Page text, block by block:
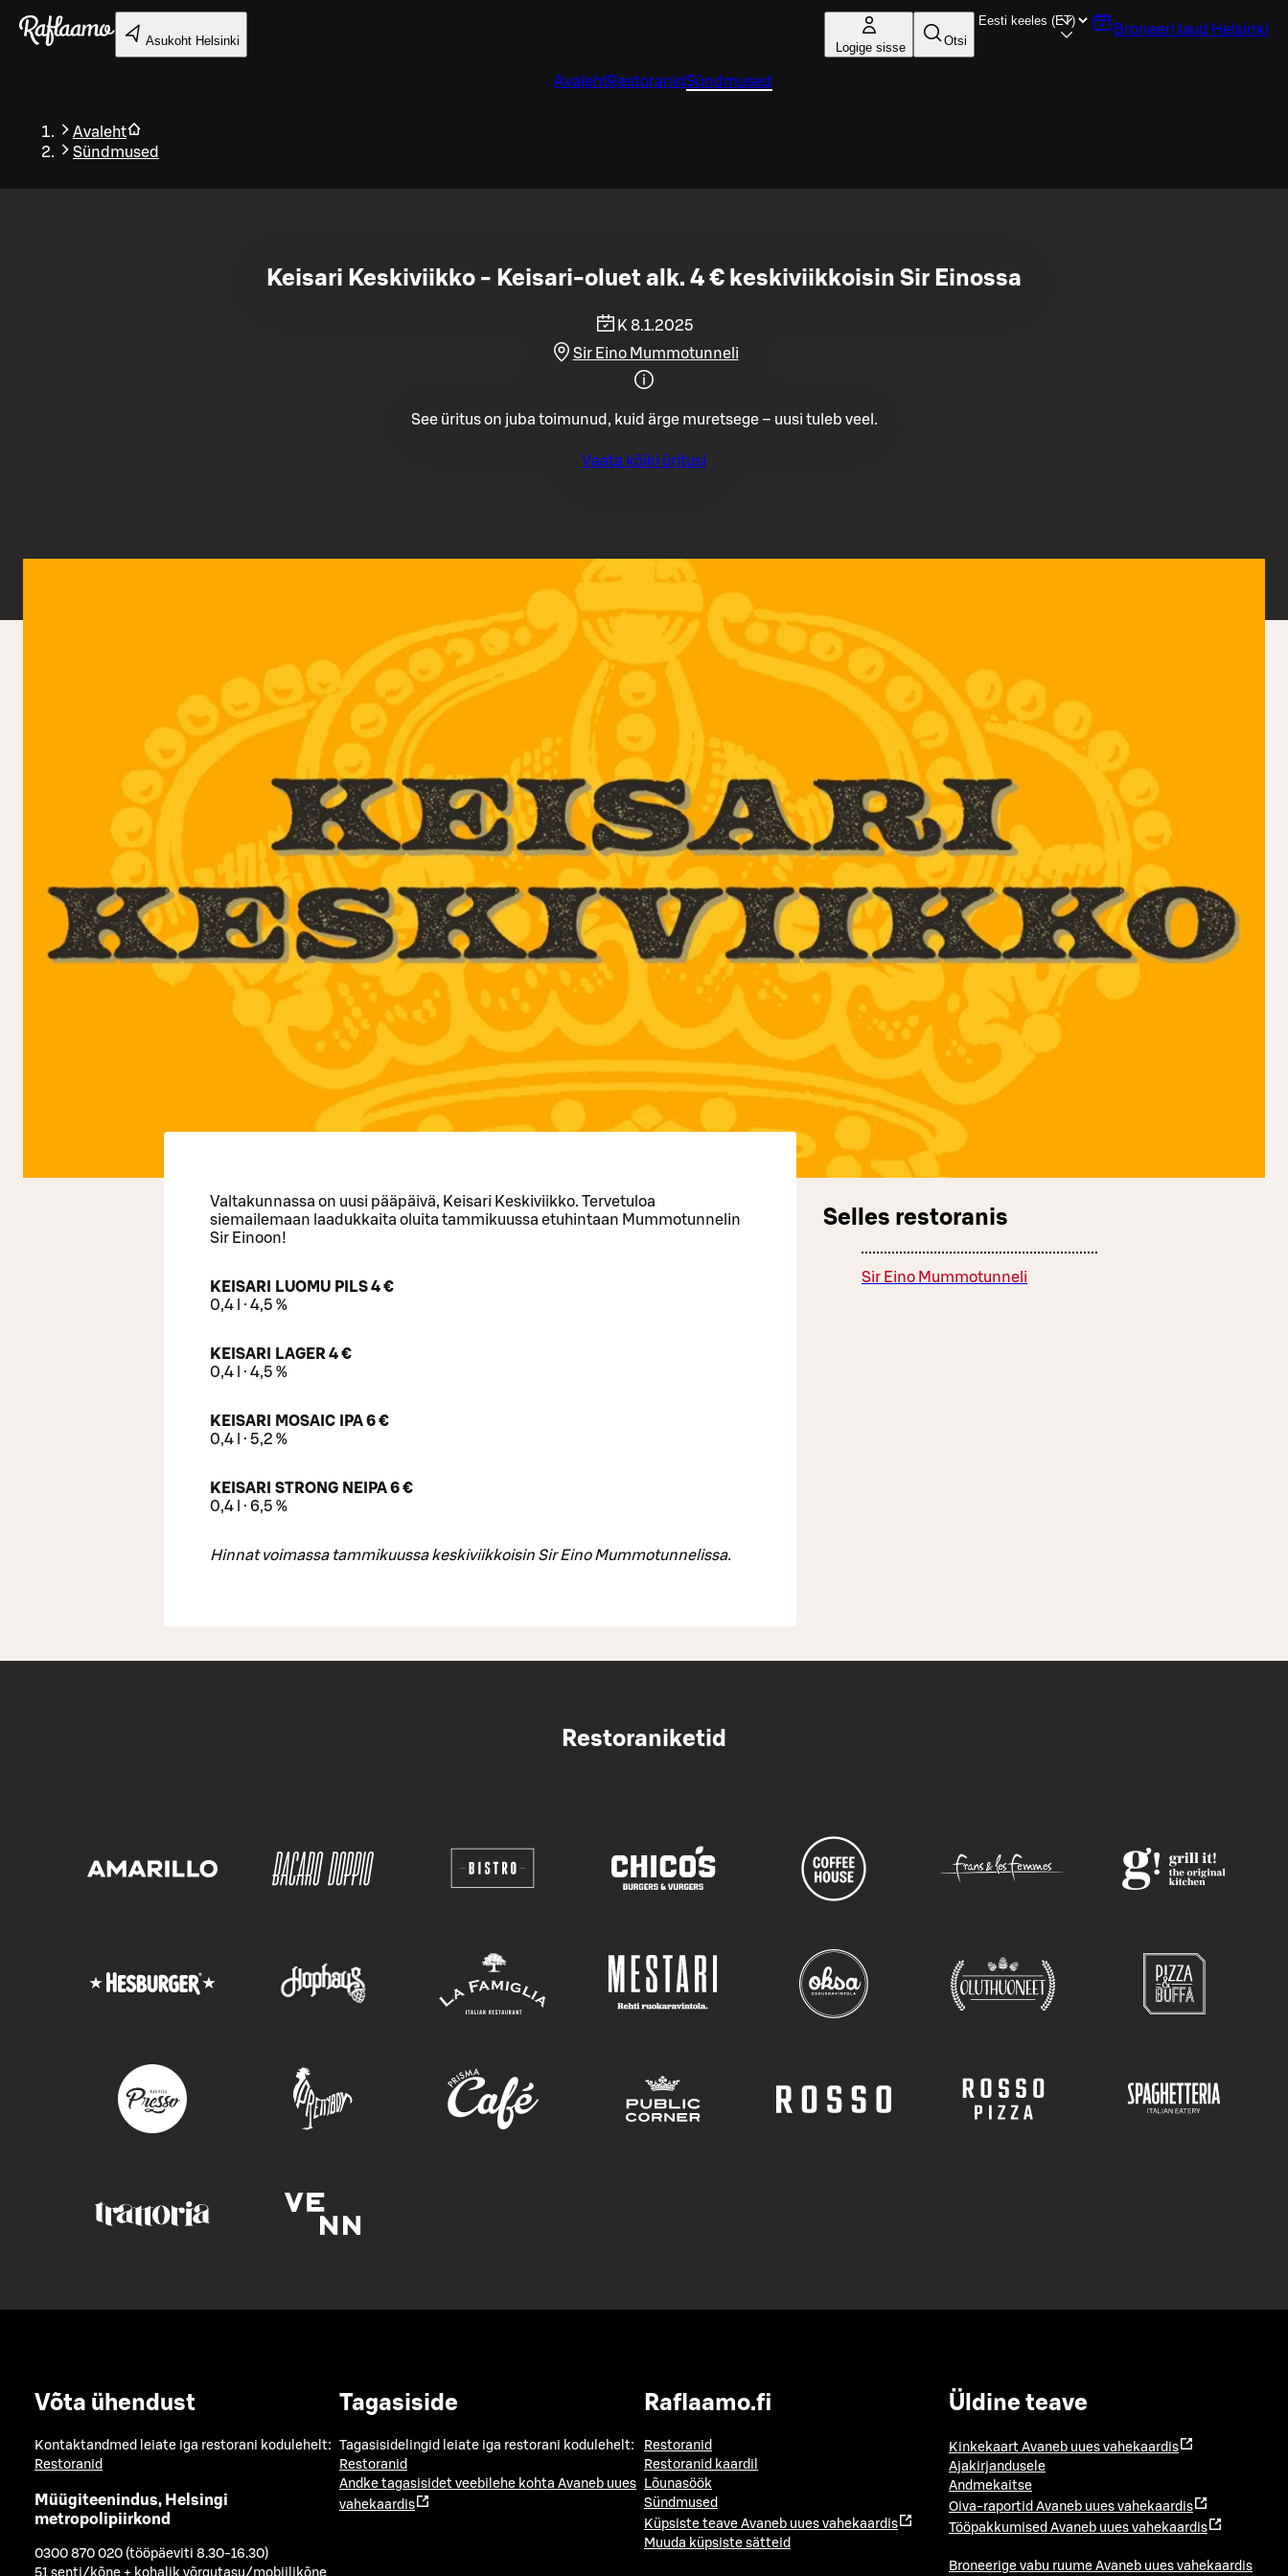
Liigu peamise sisu juurde
Asukoht Helsinki Logige sisse Otsi
Broneeri laud Helsinki
AvalehtRestoranidSündmused
Avaleht
Sündmused
Tagasi
Keisari Keskiviikko - Keisari-oluet alk. 4 € keskiviikkoisin Sir Einossa
K 8.1.2025
Sir Eino Mummotunneli
See üritus on juba toimunud, kuid ärge muretsege – uusi tuleb veel.
Vaata kõiki üritusi
Valtakunnassa on uusi pääpäivä, Keisari Keskiviikko. Tervetuloa
siemailemaan laadukkaita oluita tammikuussa etuhintaan Mummotunnelin
Sir Einoon!
KEISARI LUOMU PILS 4 €
0,4 l · 4,5 %
KEISARI LAGER 4 €
0,4 l · 4,5 %
KEISARI MOSAIC IPA 6 €
0,4 l · 5,2 %
KEISARI STRONG NEIPA 6 €
0,4 l · 6,5 %
Hinnat voimassa tammikuussa keskiviikkoisin Sir Eino Mummotunnelissa.
Selles restoranis
Sir Eino Mummotunneli
Restoraniketid
Võta ühendust
Kontaktandmed leiate iga restorani kodulehelt:
Restoranid
Müügiteenindus, Helsingi
metropolipiirkond
0300 870 020 (tööpäeviti 8.30-16.30)
Tagasiside
Tagasisidelingid leiate iga restorani kodulehelt:
Restoranid
Andke tagasisidet veebilehe kohta Avaneb uues
vahekaardis
Raflaamo.fi
Restoranid
Restoranid kaardil
Lõunasöök
Sündmused
Küpsiste teave Avaneb uues vahekaardis
Muuda küpsiste sätteid
Üldine teave
Kinkekaart Avaneb uues vahekaardis
Ajakirjandusele
Andmekaitse
Oiva-raportid Avaneb uues vahekaardis
Tööpakkumised Avaneb uues vahekaardis
Broneerige vabu ruume Avaneb uues vahekaardis